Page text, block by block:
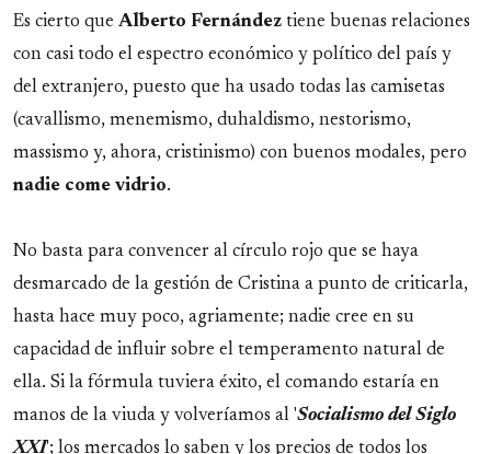
Es cierto que Alberto Fernández tiene buenas relaciones
con casi todo el espectro económico y político del país y
del extranjero, puesto que ha usado todas las camisetas
(cavallismo, menemismo, duhaldismo, nestorismo,
massismo y, ahora, cristinismo) con buenos modales, pero
nadie come vidrio.
No basta para convencer al círculo rojo que se haya
desmarcado de la gestión de Cristina a punto de criticarla,
hasta hace muy poco, agriamente; nadie cree en su
capacidad de influir sobre el temperamento natural de
ella. Si la fórmula tuviera éxito, el comando estaría en
manos de la viuda y volveríamos al 'Socialismo del Siglo
XXI'; los mercados lo saben y los precios de todos los